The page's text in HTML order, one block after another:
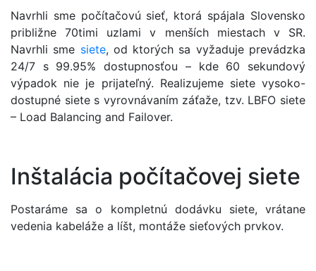
Navrhli sme počítačovú sieť, ktorá spájala Slovensko
približne 70timi uzlami v menších miestach v SR.
Navrhli sme siete, od ktorých sa vyžaduje prevádzka
24/7 s 99.95% dostupnosťou – kde 60 sekundový
výpadok nie je prijateľný. Realizujeme siete vysoko-
dostupné siete s vyrovnávaním záťaže, tzv. LBFO siete
– Load Balancing and Failover.
Inštalácia počítačovej siete
Postaráme sa o kompletnú dodávku siete, vrátane
vedenia kabeláže a líšt, montáže sieťových prvkov.